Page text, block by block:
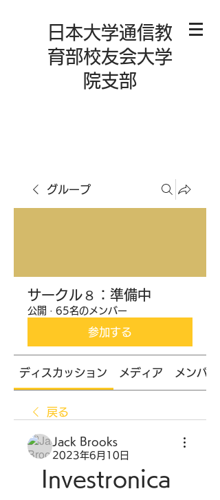
日本大学通信教
育部校友会大学
院支部
グループ
サークル８：準備中
公開 · 65名のメンバー
参加する
ディスカッション メディア メンバー
戻る
Jack Brooks
2023年6月10日
Investronica